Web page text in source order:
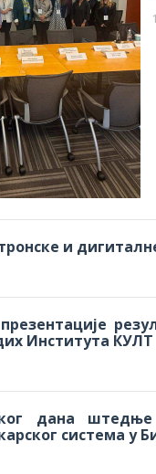
и
Института КУЛТ
дана
система у